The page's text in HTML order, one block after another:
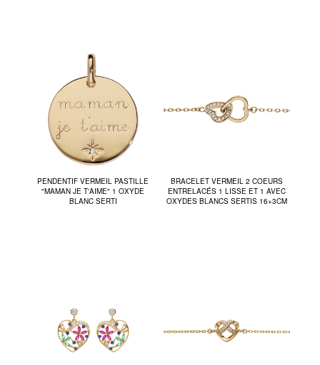
PENDENTIF VERMEIL PASTILLE
"MAMAN JE T'AIME" 1 OXYDE
BLANC SERTI
BRACELET VERMEIL 2 COEURS
ENTRELACÉS 1 LISSE ET 1 AVEC
OXYDES BLANCS SERTIS 16+3CM